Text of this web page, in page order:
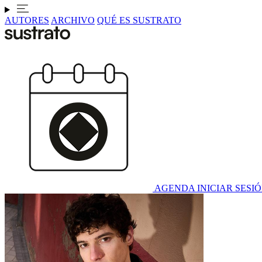
AUTORES ARCHIVO QUÉ ES SUSTRATO
AGENDA INICIAR